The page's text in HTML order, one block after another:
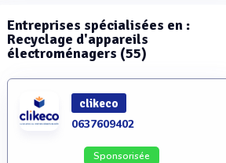
Entreprises spécialisées en :
Recyclage d'appareils
électroménagers (55)
clikeco
0637609402
Sponsorisée